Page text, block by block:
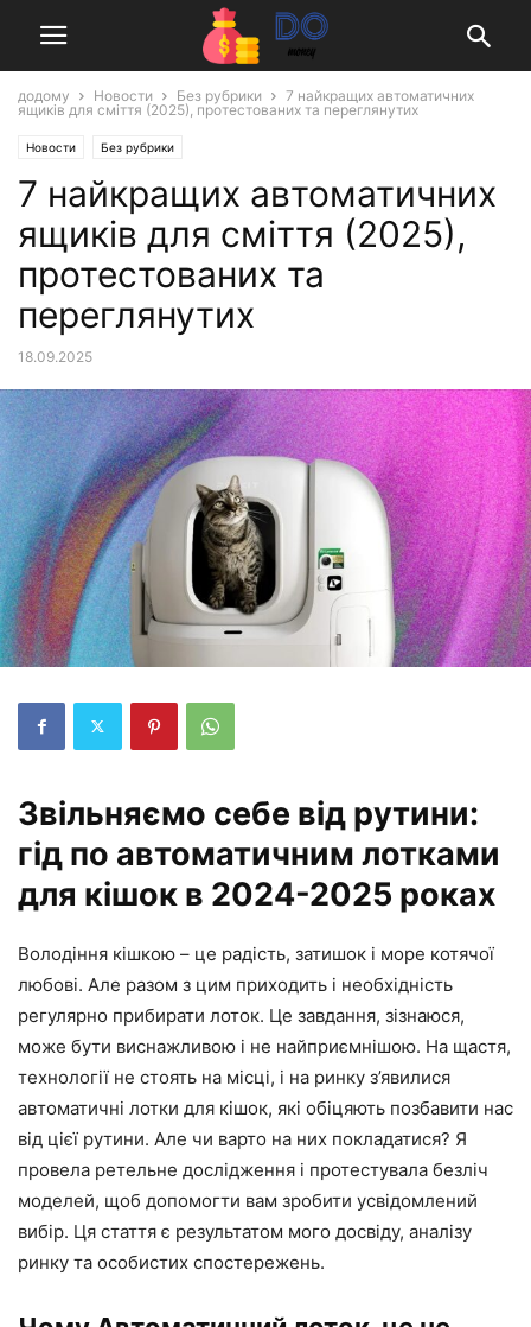
додому Новости Без рубрики
7 найкращих автоматичних
ящиків для сміття (2025), протестованих та переглянутих
Новости Без рубрики
7 найкращих автоматичних
ящиків для сміття (2025),
протестованих та
переглянутих
18.09.2025
Звільняємо себе від рутини:
гід по автоматичним лотками
для кішок в 2024-2025 роках
Володіння кішкою – це радість, затишок і море котячої
любові. Але разом з цим приходить і необхідність
регулярно прибирати лоток. Це завдання, зізнаюся,
може бути виснажливою і не найприємнішою. На щастя,
технології не стоять на місці, і на ринку з’явилися
автоматичні лотки для кішок, які обіцяють позбавити нас
від цієї рутини. Але чи варто на них покладатися? Я
провела ретельне дослідження і протестувала безліч
моделей, щоб допомогти вам зробити усвідомлений
вибір. Ця стаття є результатом мого досвіду, аналізу
ринку та особистих спостережень.